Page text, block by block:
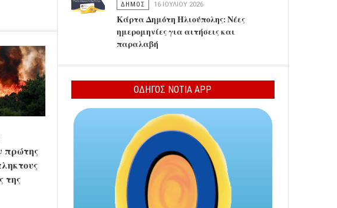
πρώτης
της
ΔΗΜΟΣ 16 ΙΟΥΛΊΟΥ 2026
Κάρτα Δημότη Ηλιούπολης: Νέες
ημερομηνίες για αιτήσεις και
παραλαβή
ΟΔΗΓΟΣ ΝΟΤΙΑ APP